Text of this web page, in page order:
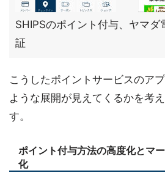
SHIPSのポイント付与、ヤマダ
証
こうしたポイントサービスのア
ような展開が見えてくるかを考
す。
ポイント付与方法の高度化とマ
化